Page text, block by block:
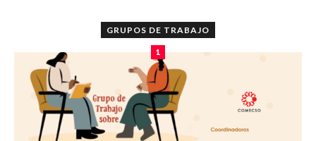
GRUPOS DE TRABAJO
1